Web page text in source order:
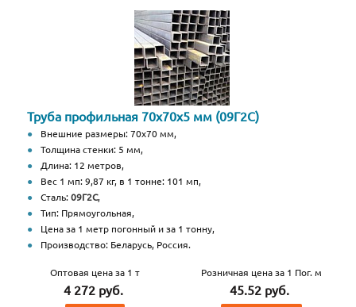
Труба профильная 70х70х5 мм (09Г2С)
Внешние размеры: 70х70 мм,
Толщина стенки: 5 мм,
Длина: 12 метров,
Вес 1 мп: 9,87 кг, в 1 тонне: 101 мп,
Сталь:09Г2С,
Тип: Прямоугольная,
Цена за 1 метр погонный и за 1 тонну,
Производство: Беларусь, Россия.
Оптовая цена за 1 т
4 272 руб.
Розничная цена за 1 Пог. м
45.52 руб.